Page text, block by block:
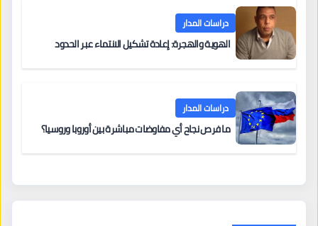
دراسات المدار
الهوية والهجرة: إعادة تشكيل الانتماء عبر الحدود
دراسات المدار
ما فرص نجاح أي مفاوضات مباشرة بين أوروبا وروسيا؟